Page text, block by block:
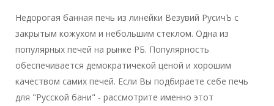
Недорогая банная печь из линейки Везувий РусичЪ с
закрытым кожухом и небольшим стеклом. Одна из
популярных печей на рынке РБ. Популярность
обеспечивается демократичекой ценой и хорошим
качеством самих печей. Если Вы подбираете себе печь
для "Русской бани" - рассмотрите именно этот